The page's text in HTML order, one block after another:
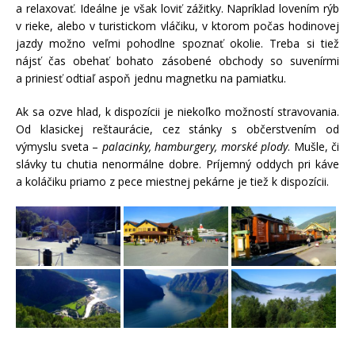
a relaxovať. Ideálne je však loviť zážitky. Napríklad lovením rýb
v rieke, alebo v turistickom vláčiku, v ktorom počas hodinovej
jazdy možno veľmi pohodlne spoznať okolie. Treba si tiež
nájsť čas obehať bohato zásobené obchody so suvenírmi
a priniesť odtiaľ aspoň jednu magnetku na pamiatku.
Ak sa ozve hlad, k dispozícii je niekoľko možností stravovania.
Od klasickej reštaurácie, cez stánky s občerstvením od
výmyslu sveta – palacinky, hamburgery, morské plody. Mušle, či
slávky tu chutia nenormálne dobre. Príjemný oddych pri káve
a koláčiku priamo z pece miestnej pekárne je tiež k dispozícii.